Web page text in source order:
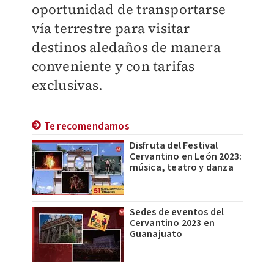
oportunidad de transportarse
vía terrestre para visitar
destinos aledaños de manera
conveniente y con tarifas
exclusivas.
Te recomendamos
Disfruta del Festival
Cervantino en León 2023:
música, teatro y danza
Sedes de eventos del
Cervantino 2023 en
Guanajuato